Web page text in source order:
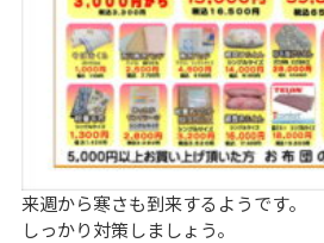
来週から寒さも到来するようです。
しっかり対策しましょう。